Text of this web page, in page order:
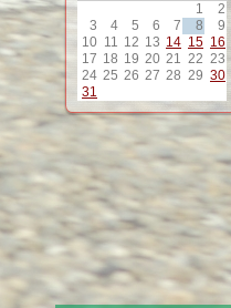
1
2
3
4 5 6 7 8
9
10 11 12 13 14 15 16
17 18 19 20 21 22 23
24 25 26 27 28 29 30
31